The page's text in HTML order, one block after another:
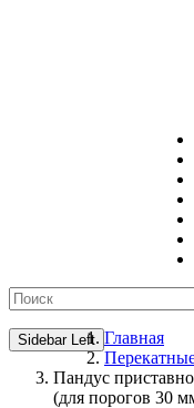
Sidebar Left Главная
Пандус
(для порогов 30